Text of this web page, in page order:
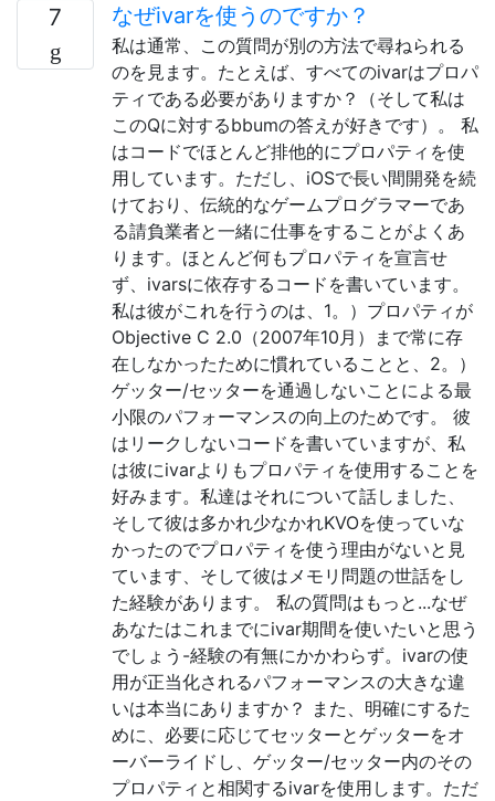
7 なぜivarを使うのですか？
私は通常、この質問が別の方法で尋ねられる
のを見ます。たとえば、すべてのivarはプロパ
ティである必要がありますか？（そして私は
このQに対するbbumの答えが好きです）。 私
はコードでほとんど排他的にプロパティを使
用しています。ただし、iOSで長い間開発を続
けており、伝統的なゲームプログラマーであ
る請負業者と一緒に仕事をすることがよくあ
ります。ほとんど何もプロパティを宣言せ
ず、ivarsに依存するコードを書いています。
私は彼がこれを行うのは、1。）プロパティが
Objective C 2.0（2007年10月）まで常に存
在しなかったために慣れていることと、2。）
ゲッター/セッターを通過しないことによる最
小限のパフォーマンスの向上のためです。 彼
はリークしないコードを書いていますが、私
は彼にivarよりもプロパティを使用することを
好みます。私達はそれについて話しました、
そして彼は多かれ少なかれKVOを使っていな
かったのでプロパティを使う理由がないと見
ています、そして彼はメモリ問題の世話をし
た経験があります。 私の質問はもっと...なぜ
あなたはこれまでにivar期間を使いたいと思う
でしょう-経験の有無にかかわらず。ivarの使
用が正当化されるパフォーマンスの大きな違
いは本当にありますか？ また、明確にするた
めに、必要に応じてセッターとゲッターをオ
ーバーライドし、ゲッター/セッター内のその
プロパティと相関するivarを使用します。ただ